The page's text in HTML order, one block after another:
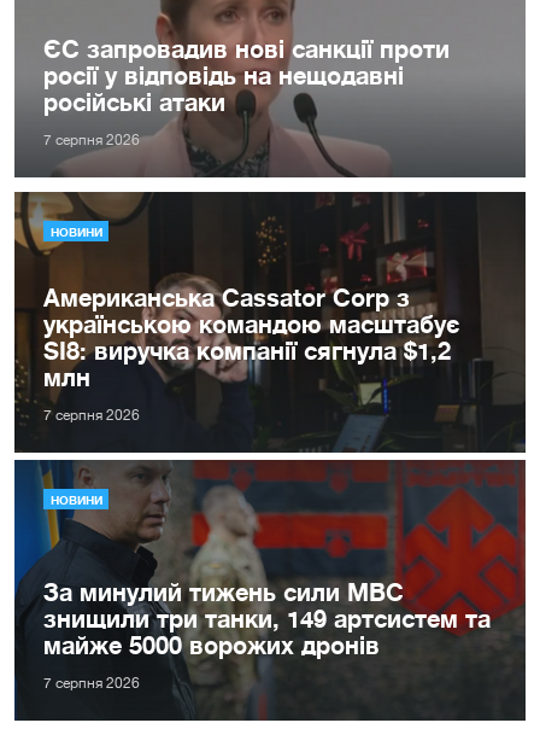
ЄС запровадив нові санкції проти
росії у відповідь на нещодавні
російські атаки
7 серпня 2026
НОВИНИ
Американська Cassator Corp з
українською командою масштабує
SI8: виручка компанії сягнула $1,2
млн
7 серпня 2026
НОВИНИ
За минулий тижень сили МВС
знищили три танки, 149 артсистем та
майже 5000 ворожих дронів
7 серпня 2026